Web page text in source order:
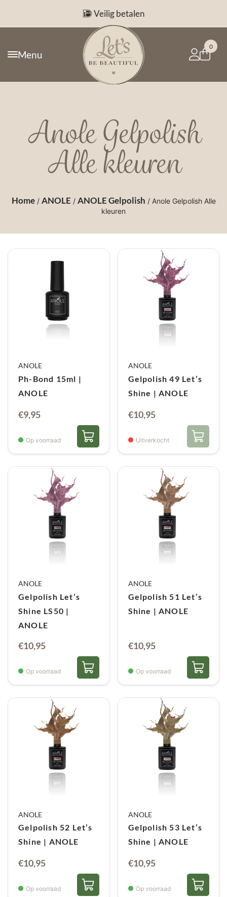
Veilig betalen
Menu
0
Anole Gelpolish
Alle kleuren
Home/ ANOLE / ANOLE Gelpolish / Anole Gelpolish Alle
kleuren
ANOLE
Ph-Bond 15ml |
ANOLE
€9,95
Op voorraad
ANOLE
Gelpolish 49 Let’s
Shine | ANOLE
€10,95
Uitverkocht
ANOLE
Gelpolish Let’s
Shine LS50 |
ANOLE
€10,95
Op voorraad
ANOLE
Gelpolish 51 Let’s
Shine | ANOLE
€10,95
Op voorraad
ANOLE
Gelpolish 52 Let’s
Shine | ANOLE
€10,95
Op voorraad
ANOLE
Gelpolish 53 Let’s
Shine | ANOLE
€10,95
Op voorraad